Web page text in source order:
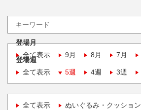
登場月
全て表示
9月 8月 7月
登場週
全て表示
5週 4週 3週
全て表示 ぬいぐるみ・クッション